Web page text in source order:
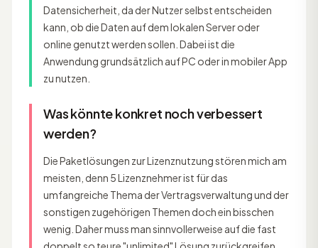
Datensicherheit, da der Nutzer selbst entscheiden
kann, ob die Daten auf dem lokalen Server oder
online genutzt werden sollen. Dabei ist die
Anwendung grundsätzlich auf PC oder in mobiler App
zu nutzen.
Was könnte konkret noch verbessert
werden?
Die Paketlösungen zur Lizenznutzung stören mich am
meisten, denn 5 Lizenznehmer ist für das
umfangreiche Thema der Vertragsverwaltung und der
sonstigen zugehörigen Themen doch ein bisschen
wenig. Daher muss man sinnvollerweise auf die fast